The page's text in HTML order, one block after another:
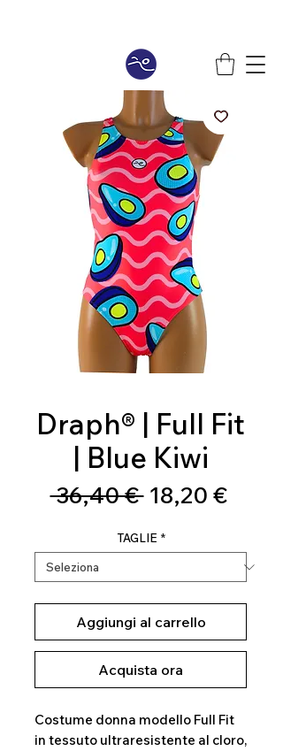
Draph® | Full Fit
| Blue Kiwi
36,40 € Prezzo
18,20 €Prezzo
TAGLIE *
Aggiungi al carrello
Acquista ora
Costume donna modello Full Fit
in tessuto ultraresistente al cloro,